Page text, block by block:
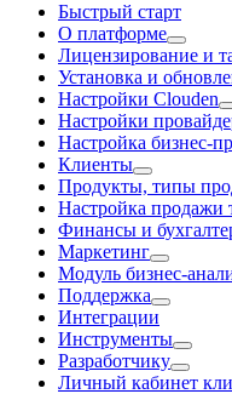
Быстрый старт
О платформе
Лицензирование и
Установка и
Настройки Clouden
Настройки
Настройка бизнес-
Клиенты
Продукты, типы
Настройка продажи
Финансы и
Маркетинг
Модуль бизнес-
Поддержка
Интеграции
Инструменты
Разработчику
Личный кабинет